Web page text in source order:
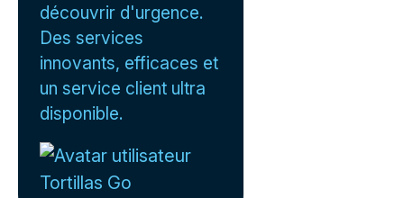
découvrir d'urgence.
Des services
innovants, efficaces et
un service client ultra
disponible.
Tortillas Go